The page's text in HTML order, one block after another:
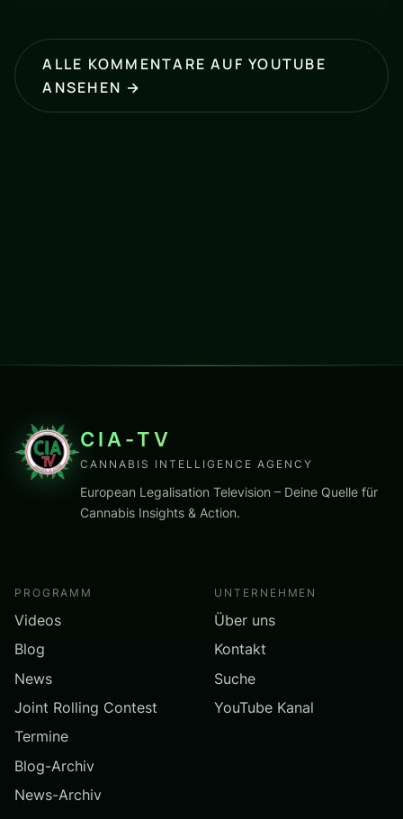
ALLE KOMMENTARE AUF YOUTUBE
ANSEHEN →
CIA-TV
CANNABIS INTELLIGENCE AGENCY
European Legalisation Television – Deine Quelle für
Cannabis Insights & Action.
PROGRAMM
Videos
Blog
News
Joint Rolling Contest
Termine
Blog-Archiv
News-Archiv
UNTERNEHMEN
Über uns
Kontakt
Suche
YouTube Kanal